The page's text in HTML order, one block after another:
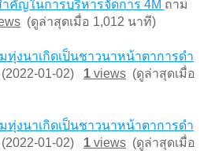
คัญในการบริหารจัดการ 4M ถาม
(ดูล่าสุดเมื่อ 1,012 นาที)
งนาเกิดเป็นชาวนาหน้าตาการดำ
01-02) 1views(ดูล่าสุดเมื่อ
งนาเกิดเป็นชาวนาหน้าตาการดำ
01-02) 1views(ดูล่าสุดเมื่อ